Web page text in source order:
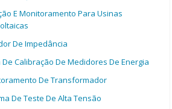
E Monitoramento Para Usinas
De Impedância
Calibração De Medidores De Energia
De Transformador
De Teste De Alta Tensão